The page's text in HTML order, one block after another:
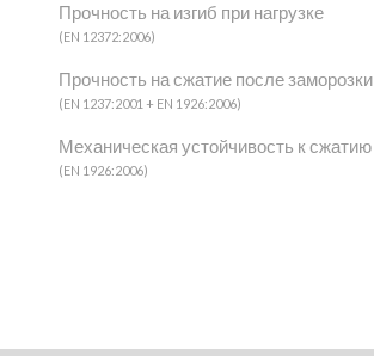
+
Прочность на изгиб при нагрузке
(EN 12372:2006)
Прочность на сжатие после заморозки
(EN 1237:2001 + EN 1926:2006)
Механическая устойчивость к сжатию
(EN 1926:2006)